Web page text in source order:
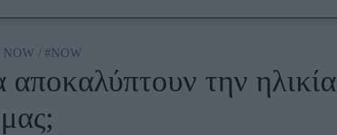
Μακιγιάζ
Ζώδια
NOW #NOW
αποκαλύπτουν την ηλικία
μας;